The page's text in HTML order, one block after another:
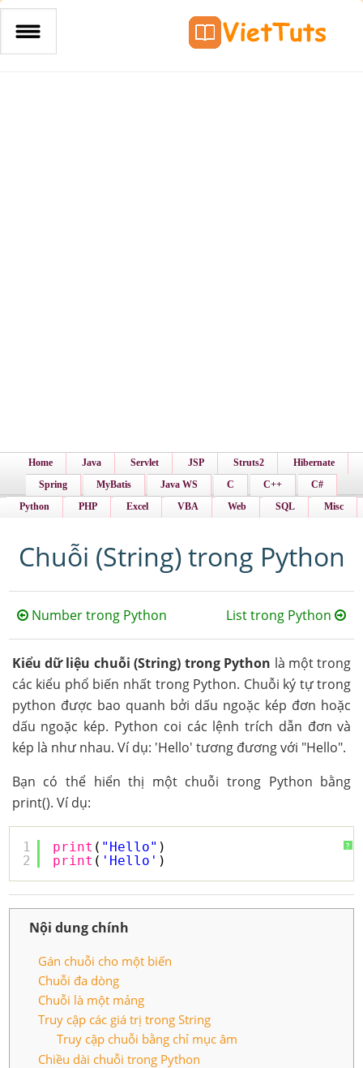
Home Java Servlet JSP Struts2
Hibernate
Spring
MyBatis Java WS C C++
C#
Python
PHP Excel VBA Web SQL Misc
Chuỗi (String) trong Python
Number trong Python List trong Python
Kiểu dữ liệu chuỗi (String) trong Python là một trong
các kiểu phổ biến nhất trong Python. Chuỗi ký tự trong
python được bao quanh bởi dấu ngoặc kép đơn hoặc
dấu ngoặc kép. Python coi các lệnh trích dẫn đơn và
kép là như nhau. Ví dụ: 'Hello' tương đương với "Hello".
Bạn có thể hiển thị một chuỗi trong Python bằng
print(). Ví dụ:
?
1
2
print ( "Hello" )
print ( 'Hello' )
Nội dung chính
Gán chuỗi cho một biến
Chuỗi đa dòng
Chuỗi là một mảng
Truy cập các giá trị trong String
Truy cập chuỗi bằng chỉ mục âm
Chiều dài chuỗi trong Python